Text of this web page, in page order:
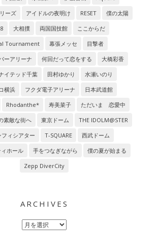
ーズ
アイドルの夜明け RESET
僕の太陽
大相撲 両国国技館
ここからだ
Tournament
幕張メッセ
目撃者
ーアリーナ
何回だって恋をする
大橋彩香
イテッド千葉
田村ゆかり
水瀬いのり
横浜
フクダ電子アリーナ
日本武道館
Rhodanthe* 寿美菜子
ただいま 恋愛中
素敵な街へ 東京ドーム
THE IDOLM@STER
ィシアター
T-SQUARE
西武ドーム
ホール
手をつなぎながら
僕の夏が始まる
Zepp DiverCity
ARCHIVES
Archives